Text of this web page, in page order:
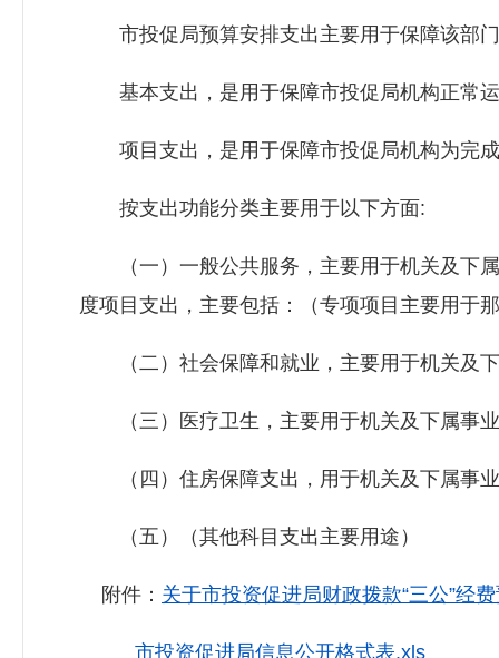
市投促局预算安排支出主要用于保障该部门
基本支出，是用于保障市投促局机构正常运
项目支出，是用于保障市投促局机构为完成
按支出功能分类主要用于以下方面:
（一）一般公共服务，主要用于机关及下属
度项目支出，主要包括：（专项项目主要用于
（二）社会保障和就业，主要用于机关及下
（三）医疗卫生，主要用于机关及下属事业
（四）住房保障支出，用于机关及下属事业
（五）（其他科目支出主要用途）
附件： 关于市投资促进局财政拨款“三公”经
市投资促进局信息公开格式表.xls